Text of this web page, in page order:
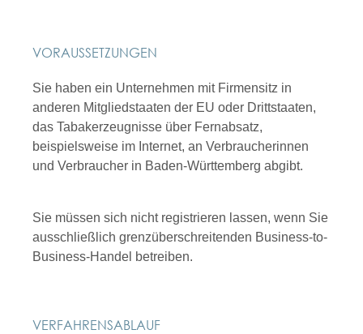
VORAUSSETZUNGEN
Sie haben ein Unternehmen mit Firmensitz in
anderen Mitgliedstaaten der EU oder Drittstaaten,
das Tabakerzeugnisse über Fernabsatz,
beispielsweise im Internet, an Verbraucherinnen
und Verbraucher in Baden-Württemberg abgibt.
Sie müssen sich nicht registrieren lassen, wenn Sie
ausschließlich grenzüberschreitenden Business-to-
Business-Handel betreiben.
VERFAHRENSABLAUF